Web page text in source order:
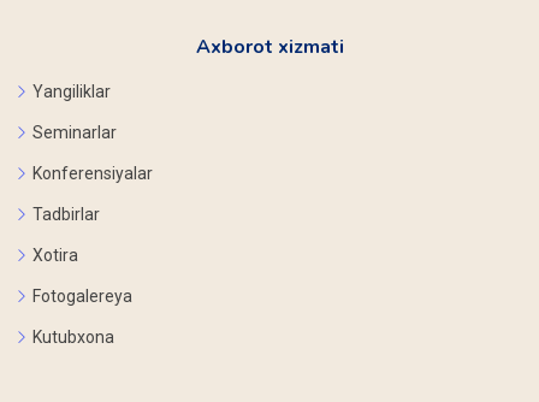
Axborot xizmati
Yangiliklar
Seminarlar
Konferensiyalar
Tadbirlar
Xotira
Fotogalereya
Kutubxona